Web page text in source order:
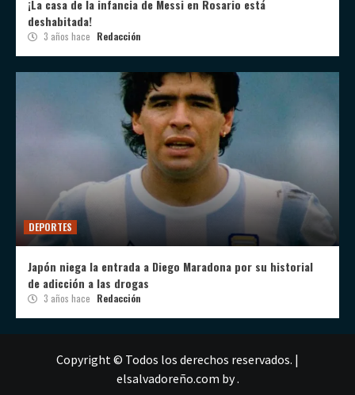
¡La casa de la infancia de Messi en Rosario está
deshabitada!
3 años hace Redacción
DEPORTES
Japón niega la entrada a Diego Maradona por su historial
de adicción a las drogas
3 años hace Redacción
Copyright © Todos los derechos reservados. |
elsalvadoreño.com by .